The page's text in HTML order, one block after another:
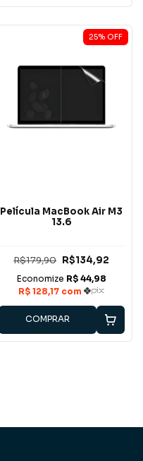
25% OFF
Película MacBook Air M3
13.6
R$179,90 R$134,92
COMPRAR